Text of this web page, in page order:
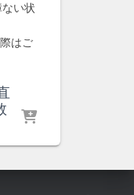
い状
はご